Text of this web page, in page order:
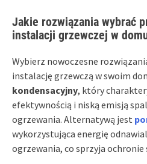
Jakie rozwiązania wybrać
instalacji grzewczej w
Wybierz nowoczesne
instalację grzewczą w swoim
kondensacyjny, który
efektywnością i niską emisją
ogrzewania. Alternatywą jest
wykorzystująca energię
ogrzewania, co sprzyja ochronie